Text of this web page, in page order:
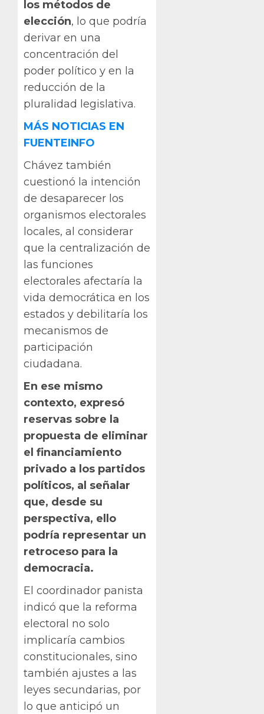
los métodos de
elección, lo que podría
derivar en una
concentración del
poder político y en la
reducción de la
pluralidad legislativa.
MÁS NOTICIAS EN
FUENTEINFO
Chávez también
cuestionó la intención
de desaparecer los
organismos electorales
locales, al considerar
que la centralización de
las funciones
electorales afectaría la
vida democrática en los
estados y debilitaría los
mecanismos de
participación
ciudadana.
En ese mismo
contexto, expresó
reservas sobre la
propuesta de eliminar
el financiamiento
privado a los partidos
políticos, al señalar
que, desde su
perspectiva, ello
podría representar un
retroceso para la
democracia.
El coordinador panista
indicó que la reforma
electoral no solo
implicaría cambios
constitucionales, sino
también ajustes a las
leyes secundarias, por
lo que anticipó un